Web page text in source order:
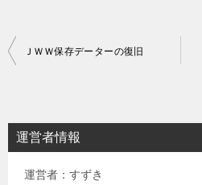
投
ビ
ゲ
ＪＷＷ保存データーの復旧
運営者情報
運営者：すずき